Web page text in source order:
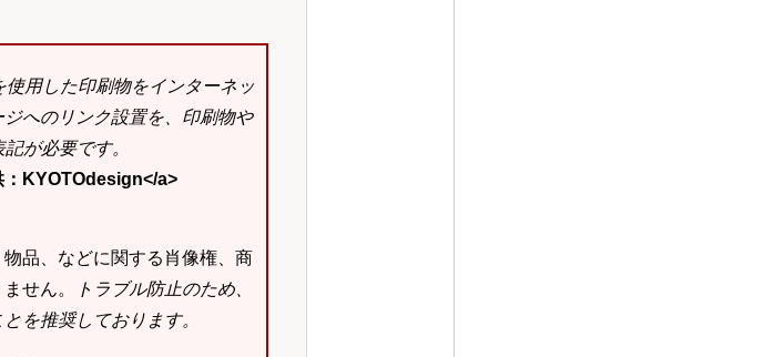
用した印刷物をインターネッ
へのリンク設置を、印刷物や
が必要です。
KYOTOdesign</a>
品、などに関する肖像権、商
せん。
トラブル防止のため、
を推奨しております。